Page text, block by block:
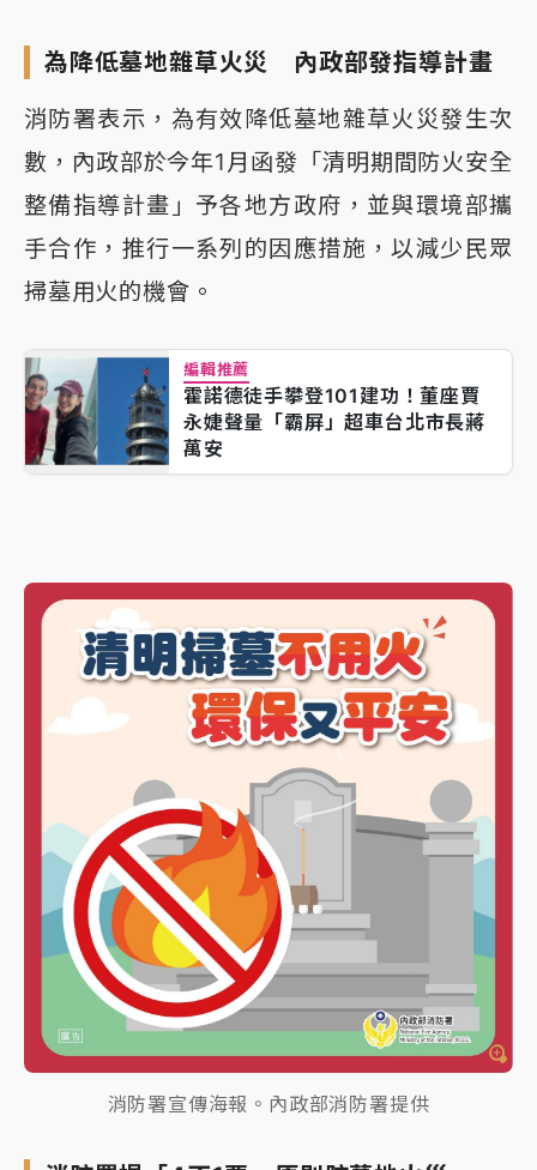
為降低墓地雜草火災 內政部發指導計畫
消防署表示，為有效降低墓地雜草火災發生次
數，內政部於今年1月函發「清明期間防火安全
整備指導計畫」予各地方政府，並與環境部攜
手合作，推行一系列的因應措施，以減少民眾
掃墓用火的機會。
編輯推薦
霍諾德徒手攀登101建功！董座賈
永婕聲量「霸屏」超車台北市長蔣
萬安
消防署宣傳海報。內政部消防署提供